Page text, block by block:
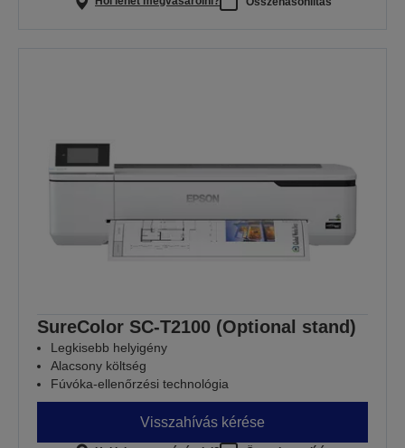
SureColor SC-T2100 (Optional stand)
Legkisebb helyigény
Alacsony költség
Fúvóka-ellenőrzési technológia
Visszahívás kérése